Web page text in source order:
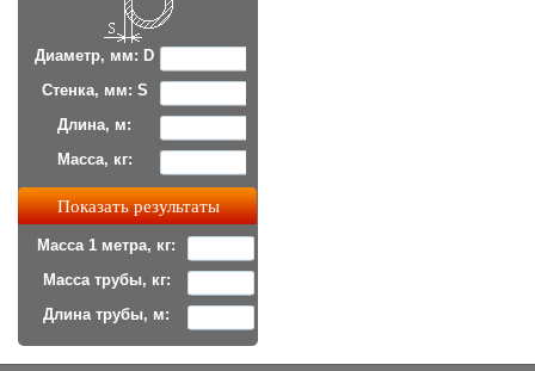
Диаметр, мм: D
Стенка, мм: S
Длина, м:
Масса, кг:
Масса 1 метра, кг:
Масса трубы, кг:
Длина трубы, м: